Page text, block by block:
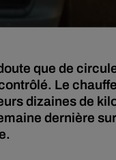
que de
Le
dizaines de
dernière